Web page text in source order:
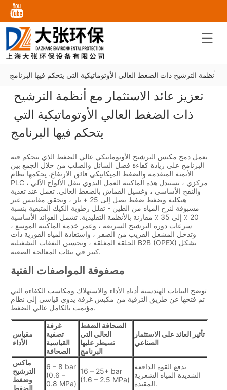
مع أنظمة الترشيح ذات الضغط العالي الأوتوماتيكية التي يتحكم فيها البرنامج
يتحكم فيها البرنامج